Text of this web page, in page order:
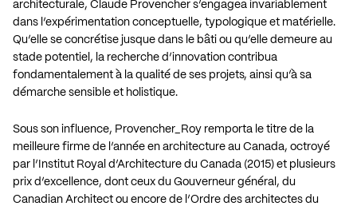
architecturale, Claude Provencher s’engagea invariablement
dans l’expérimentation conceptuelle, typologique et matérielle.
Qu’elle se concrétise jusque dans le bâti ou qu’elle demeure au
stade potentiel, la recherche d’innovation contribua
fondamentalement à la qualité de ses projets, ainsi qu’à sa
démarche sensible et holistique.
Sous son influence, Provencher_Roy remporta le titre de la
meilleure firme de l’année en architecture au Canada, octroyé
par l’Institut Royal d’Architecture du Canada (2015) et plusieurs
prix d’excellence, dont ceux du Gouverneur général, du
Canadian Architect ou encore de l’Ordre des architectes du